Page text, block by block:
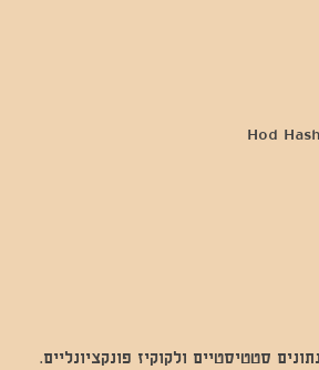
סטטיסטיים ולקוקיז פונקציונליים.